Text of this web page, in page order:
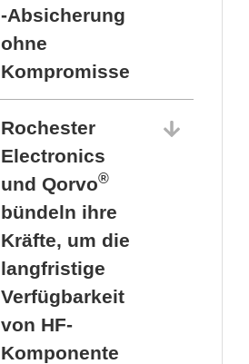
-Absicherung
ohne
Kompromisse
Rochester
Electronics
und Qorvo®
bündeln ihre
Kräfte, um die
langfristige
Verfügbarkeit
von HF-
Komponente